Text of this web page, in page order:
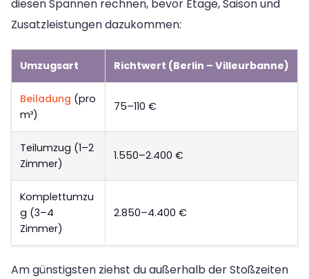
diesen Spannen rechnen, bevor Etage, Saison und
Zusatzleistungen dazukommen:
Umzugsart Richtwert (Berlin – Villeurbanne)
Beiladung (pro
m³)
75–110 €
Teilumzug (1–2
Zimmer)
1.550–2.400 €
Komplettumzu
g (3–4
Zimmer)
2.850–4.400 €
Am günstigsten ziehst du außerhalb der Stoßzeiten